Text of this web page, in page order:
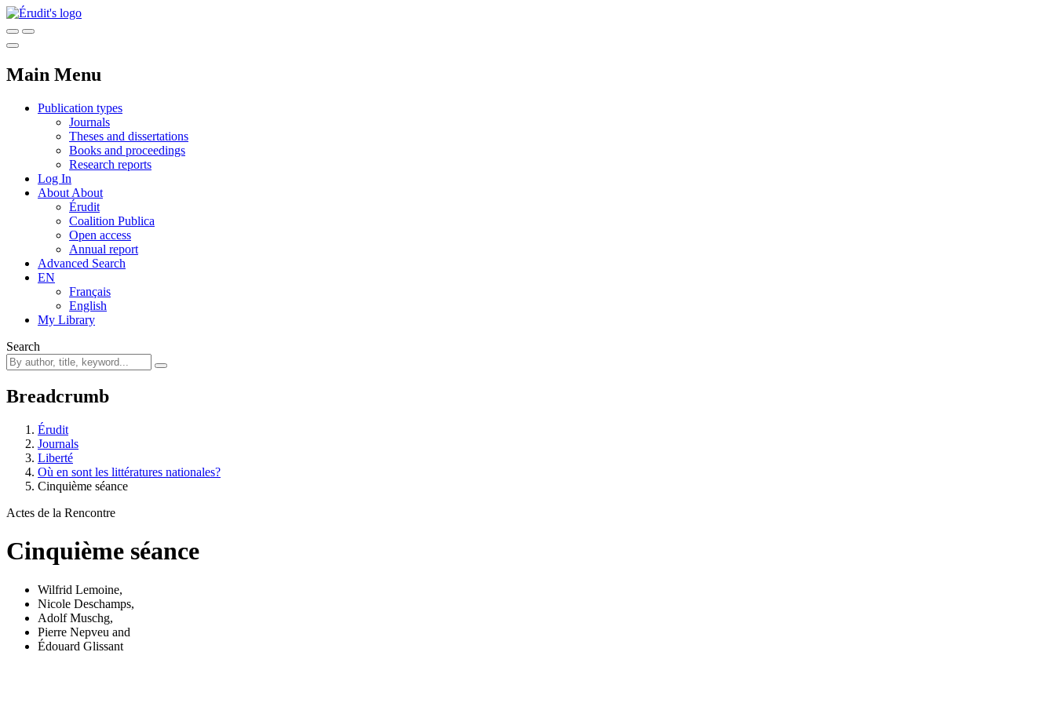
Main Menu
Publication types
Journals
Theses and dissertations
Books and proceedings
Research reports
Log In
About About
Érudit
Coalition Publica
Open access
Annual report
Advanced Search
EN
Français
English
My Library
Search
Breadcrumb
Érudit
Journals
Liberté
Où en sont les littératures nationales?
Cinquième séance
Actes de la Rencontre
Cinquième séance
Wilfrid Lemoine,
Nicole Deschamps,
Adolf Muschg,
Pierre Nepveu and
Édouard Glissant